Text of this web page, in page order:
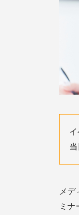
メデ
ミ